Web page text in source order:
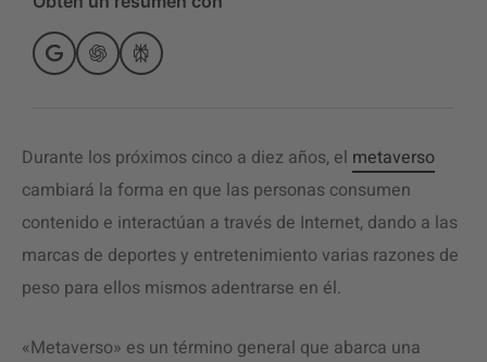
Durante los próximos cinco a diez años, el metaverso
cambiará la forma en que las personas consumen
contenido e interactúan a través de Internet, dando a las
marcas de deportes y entretenimiento varias razones de
peso para ellos mismos adentrarse en él.
«Metaverso» es un término general que abarca una